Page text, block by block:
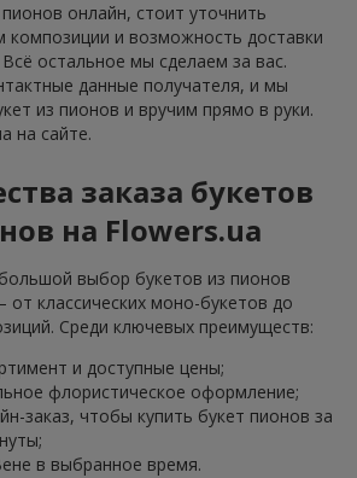
онлайн, стоит уточнить
композиции и возможность доставки
остальное мы сделаем за вас.
данные получателя, и мы
из пионов и вручим прямо в руки.
на сайте.
заказа букетов
на Flowers.ua
выбор букетов из пионов
классических моно-букетов до
Среди ключевых преимуществ:
и доступные цены;
флористическое оформление;
заказ, чтобы купить букет пионов за
в выбранное время.